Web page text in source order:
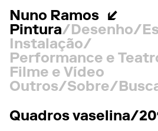
Nuno Ramos
Pintura
Desenho
Instalação
Performance e
Filme e Vídeo
Outros
Sobre
Quadros vaselina/